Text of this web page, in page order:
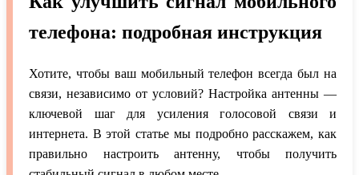
телефона: подробная инструкция
Хотите, чтобы ваш мобильный телефон всегда был на
связи, независимо от условий? Настройка антенны —
ключевой шаг для усиления голосовой связи и
интернета. В этой статье мы подробно расскажем, как
правильно настроить антенну, чтобы получить